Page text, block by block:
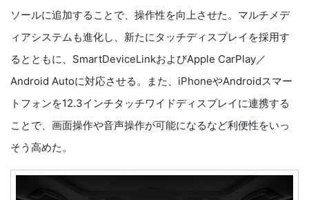
ソールに追加することで、操作性を向上させた。マルチメデ
ィアシステムも進化し、新たにタッチディスプレイを採用す
るとともに、SmartDeviceLinkおよびApple CarPlay／
Android Autoに対応させる。また、iPhoneやAndroidスマー
トフォンを12.3インチタッチワイドディスプレイに連携する
ことで、画面操作や音声操作が可能になるなど利便性をいっ
そう高めた。